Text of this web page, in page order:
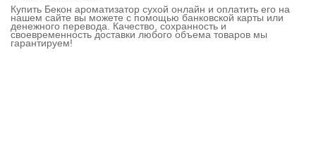
Купить Бекон ароматизатор сухой онлайн и оплатить его на
нашем сайте вы можете с помощью банковской карты или
денежного перевода. Качество, сохранность и
своевременность доставки любого объема товаров мы
гарантируем!